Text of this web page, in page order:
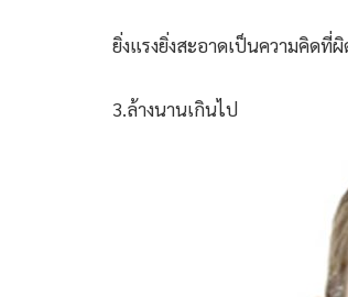
ยิ่งแรงยิ่งสะอาดเป็นความคิดที่
3.ล้างนานเกินไป